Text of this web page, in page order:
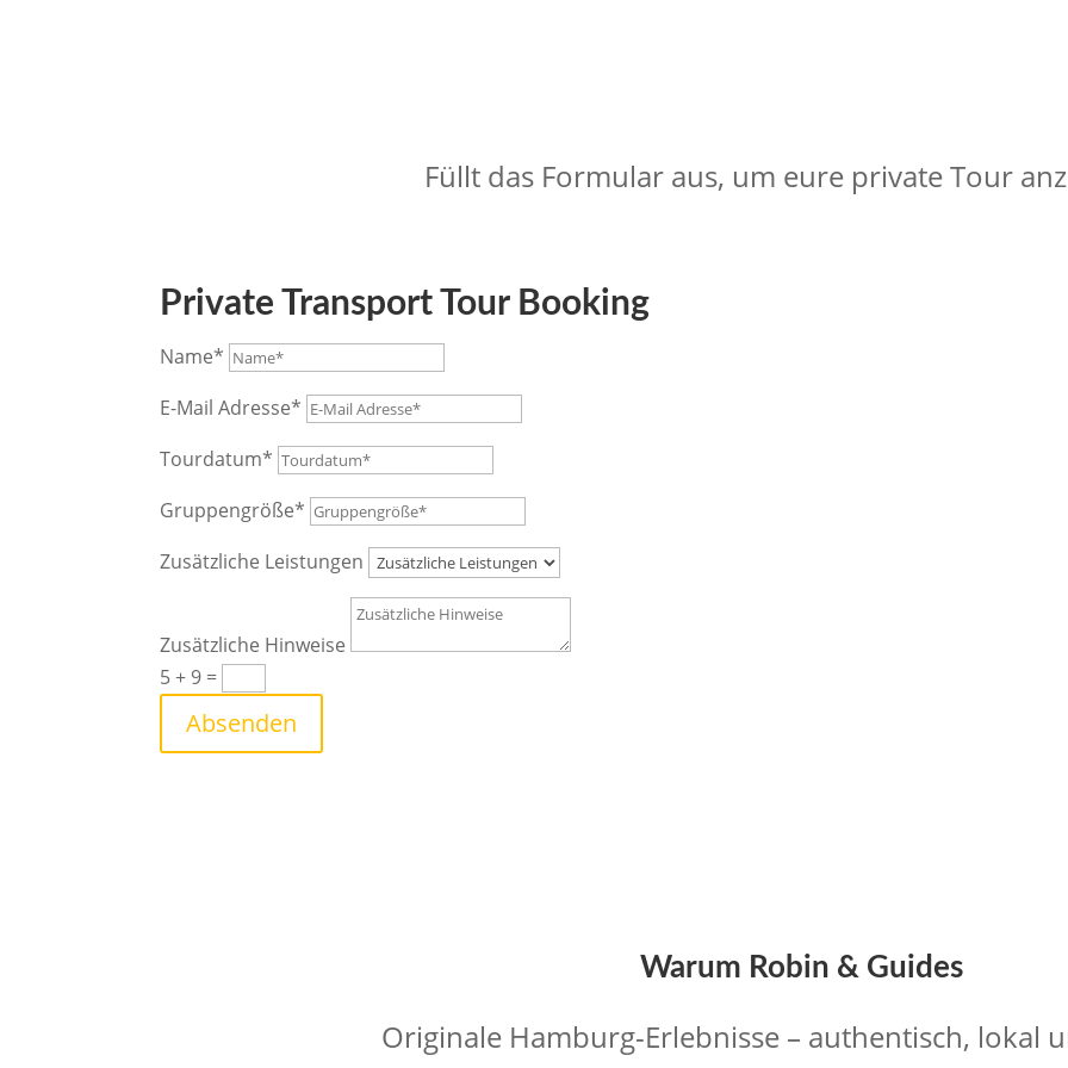
Füllt das Formular aus, um eure private Tour
Private Transport Tour Booking
Name*
E-Mail Adresse*
Tourdatum*
Gruppengröße*
Zusätzliche Leistungen
Zusätzliche Hinweise
5 + 9 =
Absenden
Warum Robin & Guides
Originale Hamburg-Erlebnisse – authentisch, lokal